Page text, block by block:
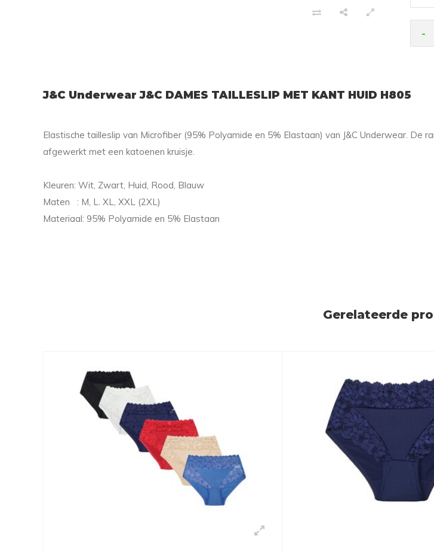
-
J&C Underwear J&C DAMES TAILLESLIP MET KANT HUID H805
Elastische tailleslip van Microfiber (95% Polyamide en 5% Elastaan) van J&C Underwear. De
afgewerkt met een katoenen kruisje.
Kleuren: Wit, Zwart, Huid, Rood, Blauw
Maten : M, L. XL, XXL (2XL)
Materiaal: 95% Polyamide en 5% Elastaan
Gerelateerde